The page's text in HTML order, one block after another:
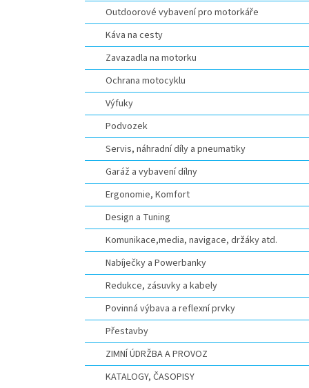
Outdoorové vybavení pro motorkáře
Káva na cesty
Zavazadla na motorku
Ochrana motocyklu
Výfuky
Podvozek
Servis, náhradní díly a pneumatiky
Garáž a vybavení dílny
Ergonomie, Komfort
Design a Tuning
Komunikace,media, navigace, držáky atd.
Nabíječky a Powerbanky
Redukce, zásuvky a kabely
Povinná výbava a reflexní prvky
Přestavby
ZIMNÍ ÚDRŽBA A PROVOZ
KATALOGY, ČASOPISY